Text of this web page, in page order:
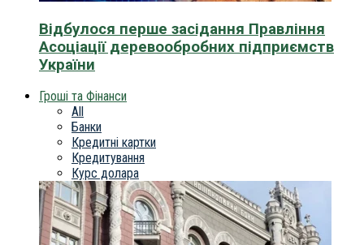
Відбулося перше засідання Правління
Асоціації деревообробних підприємств
України
Гроші та Фінанси
All
Банки
Кредитні картки
Кредитування
Курс долара